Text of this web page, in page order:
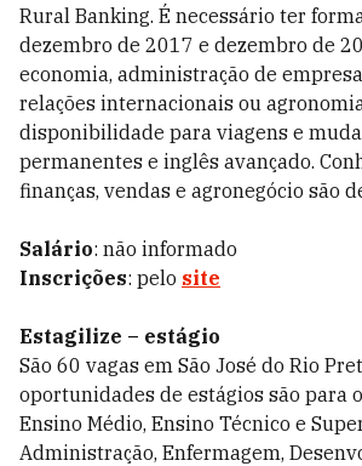
Rural Banking. É necessário ter
dezembro de 2017 e dezembro de
economia, administração de
relações internacionais ou
disponibilidade para viagens e
permanentes e inglês avançado.
finanças, vendas e agronegócio são
Salário: não informado
Inscrições: pelo site
Estagilize – estágio
São 60 vagas em São José do Rio
oportunidades de estágios são para
Ensino Médio, Ensino Técnico e
Administração, Enfermagem,